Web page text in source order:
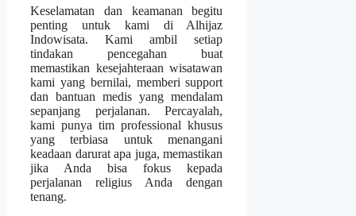
Keselamatan dan keamanan begitu
penting untuk kami di Alhijaz
Indowisata. Kami ambil setiap
tindakan pencegahan buat
memastikan kesejahteraan wisatawan
kami yang bernilai, memberi support
dan bantuan medis yang mendalam
sepanjang perjalanan. Percayalah,
kami punya tim professional khusus
yang terbiasa untuk menangani
keadaan darurat apa juga, memastikan
jika Anda bisa fokus kepada
perjalanan religius Anda dengan
tenang.